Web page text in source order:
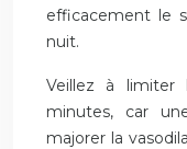
efficacement le
nuit.
Veillez à limiter
minutes, car
majorer la